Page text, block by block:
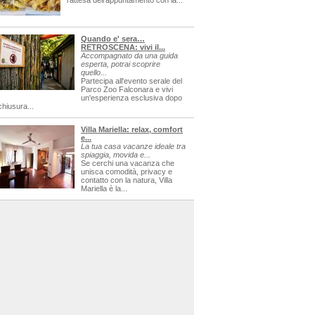
Quando e' sera…
RETROSCENA: vivi il...
Accompagnato da una guida
esperta, potrai scoprire
quello...
Partecipa all'evento serale del
Parco Zoo Falconara e vivi
un'esperienza esclusiva dopo
Villa Mariella: relax, comfort
e...
La tua casa vacanze ideale tra
spiaggia, movida e...
Se cerchi una vacanza che
unisca comodità, privacy e
contatto con la natura, Villa
Mariella è la...